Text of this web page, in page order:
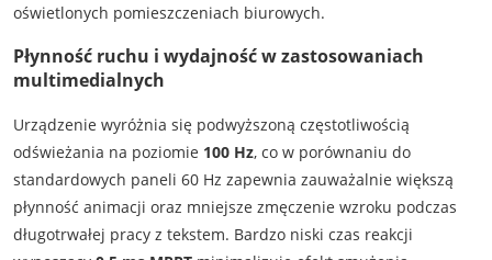
oświetlonych pomieszczeniach biurowych.
Płynność ruchu i wydajność w zastosowaniach
multimedialnych
Urządzenie wyróżnia się podwyższoną częstotliwością
odświeżania na poziomie 100 Hz, co w porównaniu do
standardowych paneli 60 Hz zapewnia zauważalnie większą
płynność animacji oraz mniejsze zmęczenie wzroku podczas
długotrwałej pracy z tekstem. Bardzo niski czas reakcji